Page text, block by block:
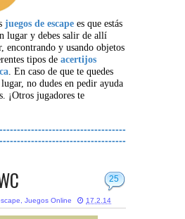
juegos de escape es que estás
lugar y debes salir de allí
encontrando y usando objetos
tipos de acertijos
. En caso de que te quedes
no dudes en pedir ayuda
¡Otros jugadores te
25
, Juegos Online 17.2.14